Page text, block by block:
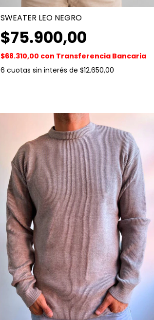
SWEATER LEO NEGRO
$75.900,00
$68.310,00 con Transferencia Bancaria
6 cuotas sin interés de$12.650,00